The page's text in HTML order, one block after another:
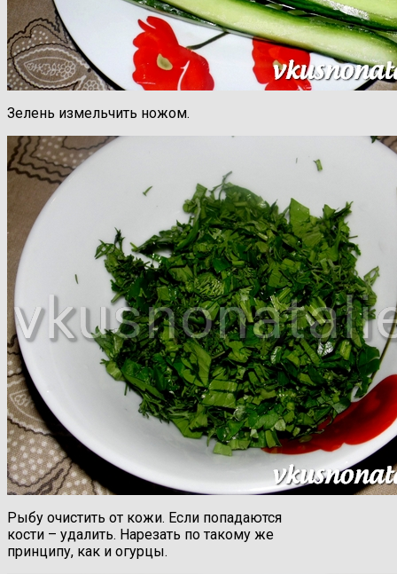
Зелень измельчить ножом.
Рыбу очистить от кожи. Если попадаются
кости – удалить. Нарезать по такому же
принципу, как и огурцы.